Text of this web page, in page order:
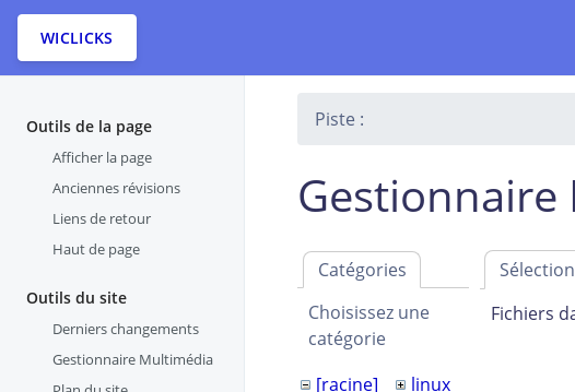
WICLICKS
Outils de la page
Afficher la page
Anciennes révisions
Liens de retour
Haut de page
Outils du site
Derniers changements
Gestionnaire Multimédia
Piste :
Catégories
Choisissez une
catégorie
[racine]
linux
Fichiers